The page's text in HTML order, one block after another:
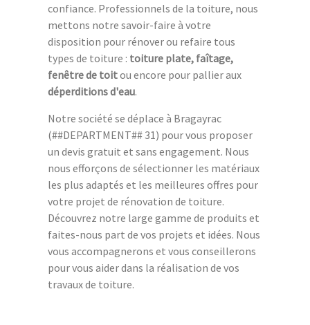
confiance. Professionnels de la toiture, nous
mettons notre savoir-faire à votre
disposition pour rénover ou refaire tous
types de toiture : toiture plate, faîtage,
fenêtre de toitou encore pour pallier aux
déperditions d'eau.
Notre société se déplace à Bragayrac
(##DEPARTMENT## 31) pour vous proposer
un devis gratuit et sans engagement. Nous
nous efforçons de sélectionner les matériaux
les plus adaptés et les meilleures offres pour
votre projet de rénovation de toiture.
Découvrez notre large gamme de produits et
faites-nous part de vos projets et idées. Nous
vous accompagnerons et vous conseillerons
pour vous aider dans la réalisation de vos
travaux de toiture.